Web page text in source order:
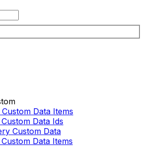
Custom Data Items
Custom Data Ids
Custom Data
Data Items